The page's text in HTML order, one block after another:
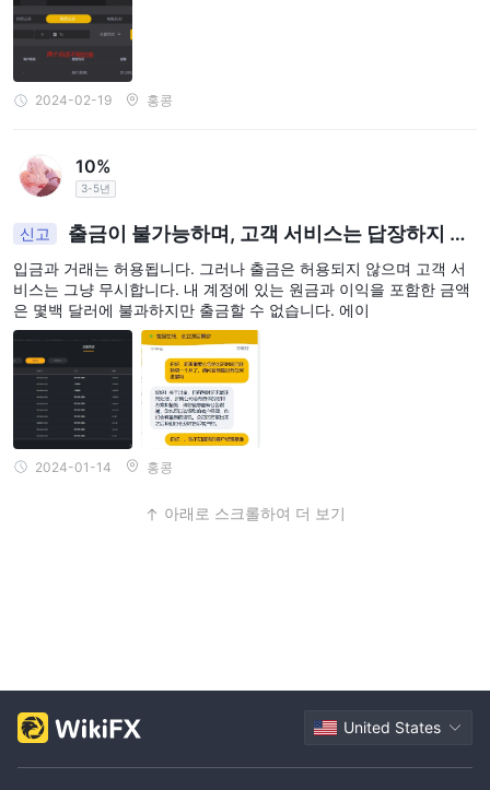
2024-02-19 홍콩
10%
3-5년
신고
출금이 불가능하며, 고객 서비스는 답장하지 않
았습니다.
입금과 거래는 허용됩니다. 그러나 출금은 허용되지 않으며 고객 서
비스는 그냥 무시합니다. 내 계정에 있는 원금과 이익을 포함한 금액
은 몇백 달러에 불과하지만 출금할 수 없습니다. 에이
2024-01-14 홍콩
아래로 스크롤하여 더 보기
United States